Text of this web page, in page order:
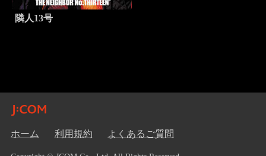
隣人13号
ホーム 利用規約 よくあるご質問